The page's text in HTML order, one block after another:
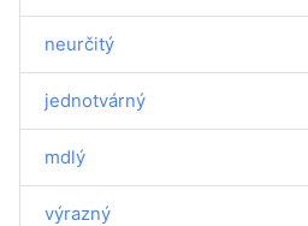
neurčitý
jednotvárný
mdlý
výrazný